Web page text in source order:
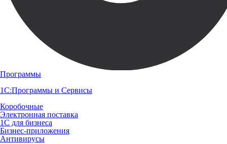
Программы
1С:Программы и Сервисы
Коробочные
Электронная поставка
1С для бизнеса
Бизнес-приложения
Антивирусы